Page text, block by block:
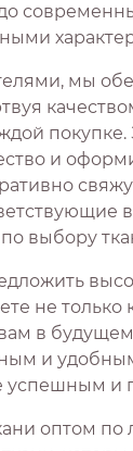
мы
покупке.
и
выбору
не только
в
и
успешным
оптом